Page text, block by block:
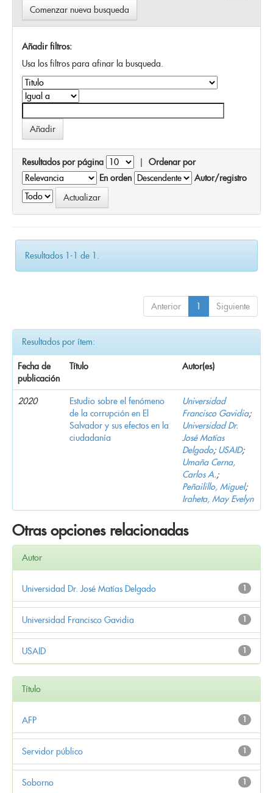
Comenzar nueva busqueda
Añadir filtros:
Usa los filtros para afinar la busqueda.
Resultados por página | Ordenar por
En orden
Autor/registro
Resultados 1-1 de 1.
Anterior 1 Siguiente
Resultados por ítem:
Fecha de
publicación
Título Autor(es)
2020
Estudio sobre el fenómeno
de la corrupción en El
Salvador y sus efectos en la
ciudadanía
Universidad
Francisco Gavidia;
Universidad Dr.
José Matías
Delgado; USAID;
Umaña Cerna,
Carlos A.;
Peñailillo, Miguel;
Iraheta, May Evelyn
Otras opciones relacionadas
Autor
1
Universidad Dr. José Matías Delgado
1
Universidad Francisco Gavidia
1
USAID
Título
1
AFP
1
Servidor público
1
Soborno